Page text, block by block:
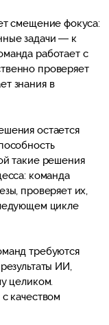
смещение фокуса:
задачи — к
работает с
проверяет
знания в
остается
такие решения
команда
проверяет их,
цикле
требуются
ИИ,
целиком.
качеством